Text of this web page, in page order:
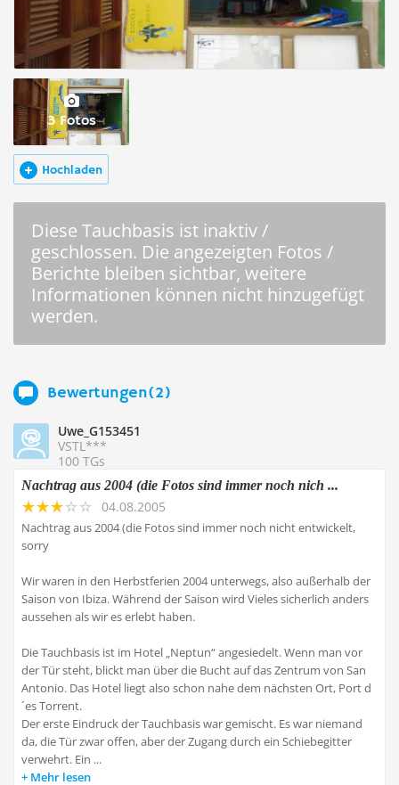
3 Fotos
Hochladen
Diese Tauchbasis ist inaktiv /
geschlossen. Die angezeigten Fotos /
Berichte bleiben sichtbar, weitere
Informationen können nicht hinzugefügt
werden.
Bewertungen(2)
Uwe_G153451
VSTL***
100 TGs
Nachtrag aus 2004 (die Fotos sind immer noch nich ...
04.08.2005
Nachtrag aus 2004 (die Fotos sind immer noch nicht entwickelt,
sorry
Wir waren in den Herbstferien 2004 unterwegs, also außerhalb der
Saison von Ibiza. Während der Saison wird Vieles sicherlich anders
aussehen als wir es erlebt haben.
Die Tauchbasis ist im Hotel „Neptun“ angesiedelt. Wenn man vor
der Tür steht, blickt man über die Bucht auf das Zentrum von San
Antonio. Das Hotel liegt also schon nahe dem nächsten Ort, Port d
´es Torrent.
Der erste Eindruck der Tauchbasis war gemischt. Es war niemand
da, die Tür zwar offen, aber der Zugang durch ein Schiebegitter
verwehrt. Ein ...
Mehr lesen